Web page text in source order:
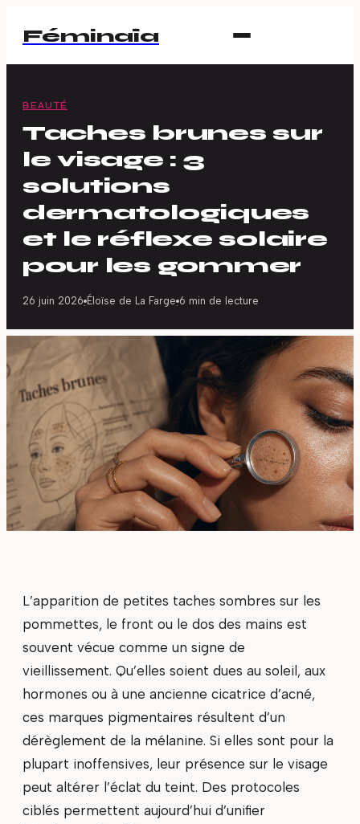
Féminaïa
BEAUTÉ
Taches brunes sur
le visage : 3
solutions
dermatologiques
et le réflexe solaire
pour les gommer
26 juin 2026· Éloïse de La Farge·6 min de lecture
L’apparition de petites taches sombres sur les
pommettes, le front ou le dos des mains est
souvent vécue comme un signe de
vieillissement. Qu’elles soient dues au soleil, aux
hormones ou à une ancienne cicatrice d’acné,
ces marques pigmentaires résultent d’un
dérèglement de la mélanine. Si elles sont pour la
plupart inoffensives, leur présence sur le visage
peut altérer l’éclat du teint. Des protocoles
ciblés permettent aujourd’hui d’unifier